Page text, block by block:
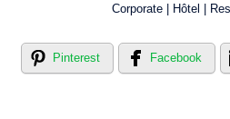
Corporate | Hôtel |
Pinterest Facebook